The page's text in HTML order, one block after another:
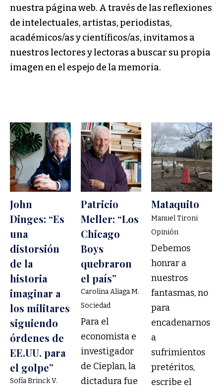
nuestra página web. A través de las reflexiones
de intelectuales, artistas, periodistas,
académicos/as y científicos/as, invitamos a
nuestros lectores y lectoras a buscar su propia
imagen en el espejo de la memoria.
John
Dinges: “Es
una
distorsión
de la
historia
imaginar a
los militares
siguiendo
órdenes de
EE.UU. para
el golpe”
Sofía Brinck V.
Patricio
Meller: “Los
Chicago
Boys
quebraron
el país”
Carolina Aliaga M.
Sociedad
Para el
economista e
investigador
de Cieplan, la
dictadura fue
Mataquito
Manuel Tironi
Opinión
Debemos
honrar a
nuestros
fantasmas, no
para
encadenarnos
a
sufrimientos
pretéritos,
escribe el